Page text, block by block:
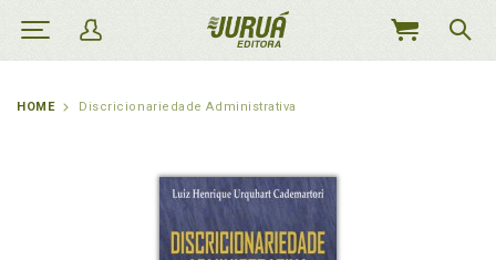
MEU
HOME Discricionariedade Administrativa